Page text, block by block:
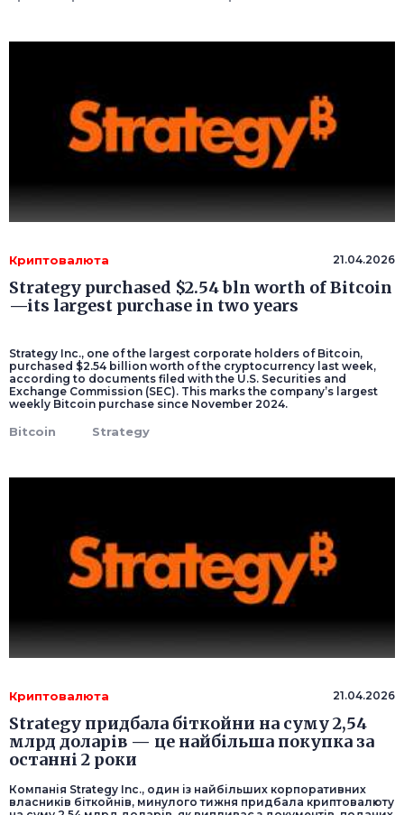
Криптовалюта 21.04.2026
Strategy purchased $2.54 bln worth of Bitcoin
—its largest purchase in two years
Strategy Inc., one of the largest corporate holders of Bitcoin,
purchased $2.54 billion worth of the cryptocurrency last week,
according to documents filed with the U.S. Securities and
Exchange Commission (SEC). This marks the company’s largest
weekly Bitcoin purchase since November 2024.
Bitcoin Strategy
Криптовалюта 21.04.2026
Strategy придбала біткойни на суму 2,54
млрд доларів — це найбільша покупка за
останні 2 роки
Компанія Strategy Inc., один із найбільших корпоративних
власників біткойнів, минулого тижня придбала криптовалюту